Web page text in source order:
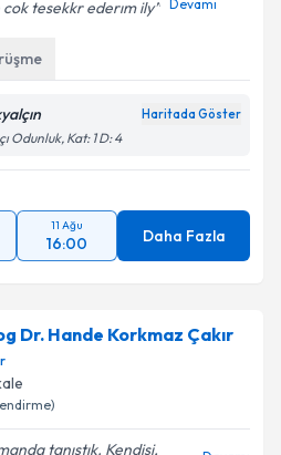
tesekkr ederım ily Devamı
Haritada Göster
Odunluk, Kat: 1 D: 4
11 Ağu
16:00 Daha Fazla
Dr. Hande Korkmaz Çakır
tanıştık. Kendisi,